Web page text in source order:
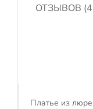
ОТЗЫВОВ
Платье из